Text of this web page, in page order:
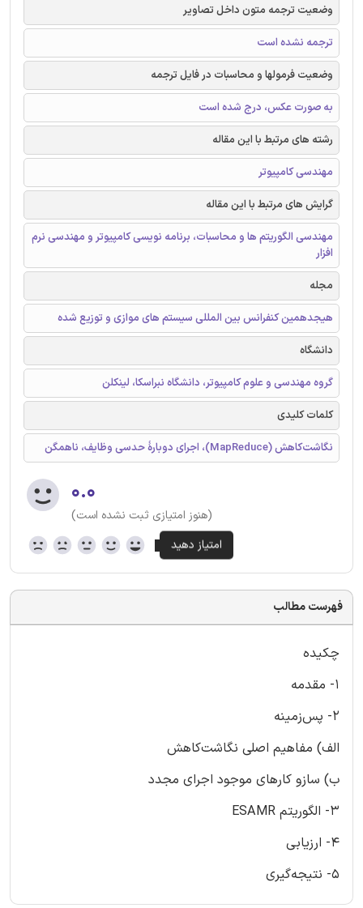
وضعیت ترجمه متون داخل تصاویر
ترجمه نشده است
وضعیت فرمولها و محاسبات در فایل ترجمه
به صورت عکس، درج شده است
رشته های مرتبط با این مقاله
مهندسی کامپیوتر
گرایش های مرتبط با این مقاله
مهندسی الگوریتم ها و محاسبات، برنامه نویسی کامپیوتر و مهندسی نرم
افزار
مجله
هیجدهمین کنفرانس بین المللی سیستم های موازی و توزیع شده
دانشگاه
گروه مهندسی و علوم کامپیوتر، دانشگاه نبراسکا، لینکلن
کلمات کلیدی
نگاشت‌کاهش (MapReduce)، اجرای دوبارۀ حدسی وظایف، ناهمگن
۰.۰
(هنوز امتیازی ثبت نشده است)
فهرست مطالب
چکیده
1- مقدمه
2- پس‌زمینه
الف) مفاهیم اصلی نگاشت‌کاهش
ب) سازو کارهای موجود اجرای مجدد
3- الگوریتم ESAMR
4- ارزیابی
5- نتیجه‌گیری